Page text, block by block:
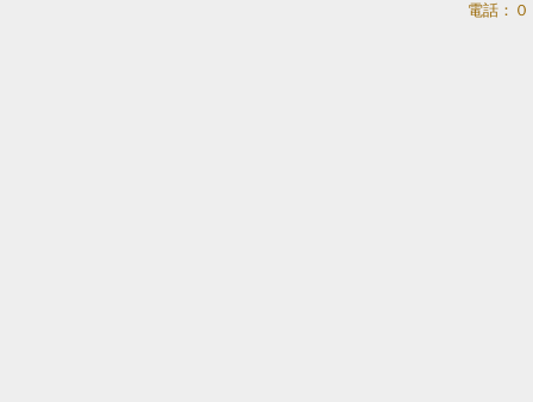
電話：